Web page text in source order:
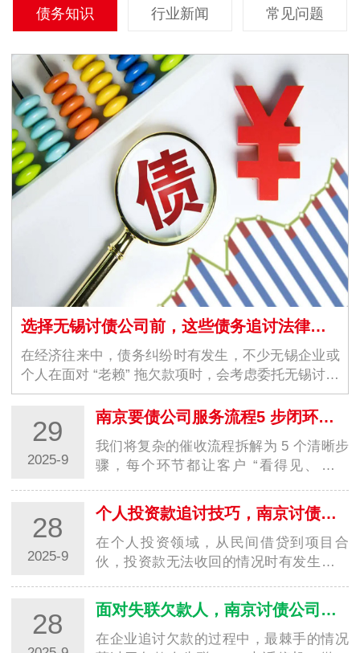
债务知识 行业新闻 常见问题
选择无锡讨债公司前，这些债务追讨法律常识必须了解
在经济往来中，债务纠纷时有发生，不少无锡企业或
个人在面对 “老赖” 拖欠款项时，会考虑委托无锡讨债
公司协助追讨。但债务追讨并非 “只要能要回钱就
行”，若忽视法律边界，不仅可能无法顺利拿回欠…
29
2025-9
南京要债公司服务流程5 步闭环，让回款更安心
我们将复杂的催收流程拆解为 5 个清晰步
骤，每个环节都让客户 “看得见、能把
下信息（可线上提交或上门沟通）：债务
凭证：合同、借条、欠条、转账记录、聊
天记…
28
2025-9
个人投资款追讨技巧，南京讨债公司帮你降低损失
在个人投资领域，从民间借贷到项目合
伙，投资款无法收回的情况时有发生。不
联时，往往因缺乏专业追讨经验、证据留
存不足，陷入 “维权无门” 的困境，导致自
身财…
28 面对失联欠款人，南京讨债公司有哪些合法查找方法？
在企业追讨欠款的过程中，最棘手的情况